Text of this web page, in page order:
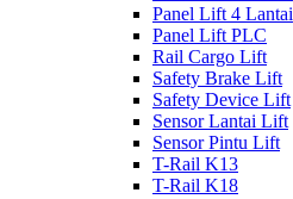
Panel Lift 4 Lantai
Panel Lift PLC
Rail Cargo Lift
Safety Brake Lift
Safety Device Lift
Sensor Lantai Lift
Sensor Pintu Lift
T-Rail K13
T-Rail K18